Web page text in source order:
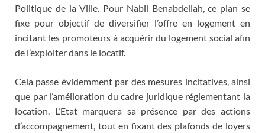
Politique de la Ville. Pour Nabil Benabdellah, ce plan se
fixe pour objectif de diversifier l’offre en logement en
incitant les promoteurs à acquérir du logement social afin
de l’exploiter dans le locatif.
Cela passe évidemment par des mesures incitatives, ainsi
que par l’amélioration du cadre juridique réglementant la
location. L’Etat marquera sa présence par des actions
d’accompagnement, tout en fixant des plafonds de loyers